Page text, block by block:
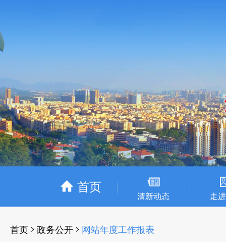
首页
清新动态 走
首页 > 政务公开 > 网站年度工作报表